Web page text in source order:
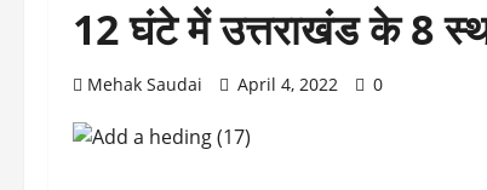
12 घंटे में उत्तराखंड के 8
Mehak Saudai April 4, 2022 0